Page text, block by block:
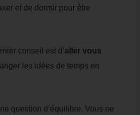
et de dormir pour être
conseil est d’aller vous
les idées de temps en
question d’équilibre. Vous ne